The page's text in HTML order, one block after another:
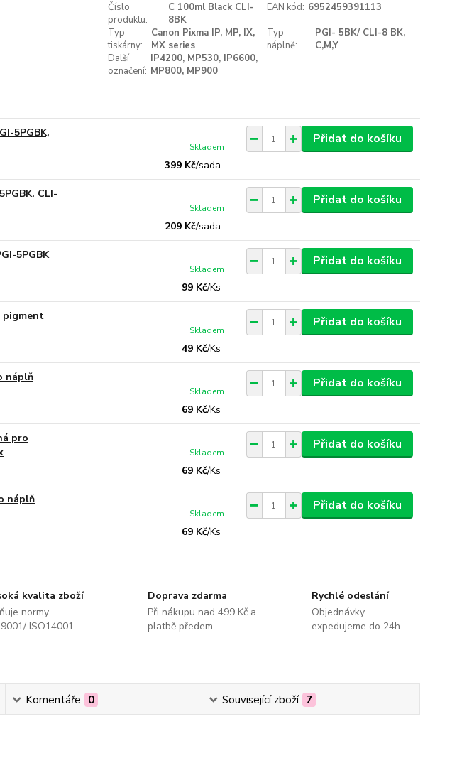
Číslo
produktu:
C 100ml Black CLI-
8BK
EAN kód: 6952459391113
Typ
tiskárny:
Canon Pixma IP, MP, IX,
MX series
Typ
náplně:
PGI- 5BK/ CLI-8 BK,
C,M,Y
Další
označení:
IP4200, MP530, IP6600,
MP800, MP900
5PGBK,
399 Kč/sada
Skladem
Přidat do košíku
CLI-
209 Kč/sada
Skladem
Přidat do košíku
5PGBK
99 Kč/Ks
Skladem
Přidat do košíku
pigment
49 Kč/Ks
Skladem
Přidat do košíku
náplň
69 Kč/Ks
Skladem
Přidat do košíku
pro
69 Kč/Ks
Skladem
Přidat do košíku
náplň
69 Kč/Ks
Skladem
Přidat do košíku
kvalita zboží
normy
ISO14001
Doprava zdarma
Při nákupu nad 499 Kč a
platbě předem
Rychlé odeslání
Objednávky
expedujeme do 24h
Komentáře 0 Související zboží 7